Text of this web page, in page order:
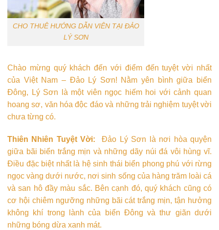
CHO THUÊ HƯỚNG DẪN VIÊN TẠI ĐẢO
LÝ SƠN
Chào mừng quý khách đến với điểm đến tuyệt vời nhất
của Việt Nam – Đảo Lý Sơn! Nằm yên bình giữa biển
Đông, Lý Sơn là một viên ngọc hiếm hoi với cảnh quan
hoang sơ, văn hóa độc đáo và những trải nghiệm tuyệt vời
chưa từng có.
Thiên Nhiên Tuyệt Vời:Đảo Lý Sơn là nơi hòa quyện
giữa bãi biển trắng mịn và những dãy núi đá vôi hùng vĩ.
Điều đặc biệt nhất là hệ sinh thái biển phong phú với rừng
ngọc vàng dưới nước, nơi sinh sống của hàng trăm loài cá
và san hô đầy màu sắc. Bên cạnh đó, quý khách cũng có
cơ hội chiêm ngưỡng những bãi cát trắng mịn, tận hưởng
không khí trong lành của biển Đông và thư giãn dưới
những bóng dừa xanh mát.